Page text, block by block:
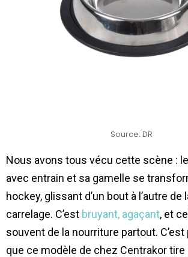
Source: DR
Nous avons tous vécu cette scène :
avec entrain et sa gamelle se
hockey, glissant d’un bout à l’autre de
carrelage. C’est bruyant, agaçant, et
souvent de la nourriture partout.
que ce modèle de chez Centrakor tire